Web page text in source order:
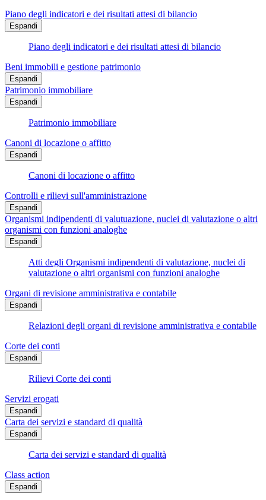
Piano degli indicatori e dei risultati attesi di bilancio
Espandi
Piano degli indicatori e dei risultati attesi di bilancio
Beni immobili e gestione patrimonio
Espandi
Patrimonio immobiliare
Espandi
Patrimonio immobiliare
Canoni di locazione o affitto
Espandi
Canoni di locazione o affitto
Controlli e rilievi sull'amministrazione
Espandi
Organismi indipendenti di valutuazione, nuclei di valutazione o altri
organismi con funzioni analoghe
Espandi
Atti degli Organismi indipendenti di valutazione, nuclei di
valutazione o altri organismi con funzioni analoghe
Organi di revisione amministrativa e contabile
Espandi
Relazioni degli organi di revisione amministrativa e contabile
Corte dei conti
Espandi
Rilievi Corte dei conti
Servizi erogati
Espandi
Carta dei servizi e standard di qualità
Espandi
Carta dei servizi e standard di qualità
Class action
Espandi